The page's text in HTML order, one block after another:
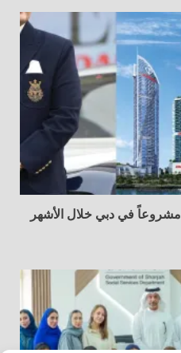
دانوب العقارية تعلن تسليم 11 مشروعاً في دبي خلال الأشهر